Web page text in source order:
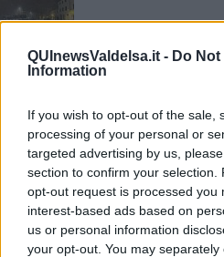
QUInewsValdelsa.it - Do
Information
If you wish to opt-out of the sale,
processing of your personal or
targeted advertising by us,
section to confirm your selection.
opt-out request is processed you
interest-based ads based on
us or personal information
your opt-out. You may
Casole diventa un
Il presepe vivente in
Praesepium diventa
Presepe Vivente,
Spettacoli e musica al